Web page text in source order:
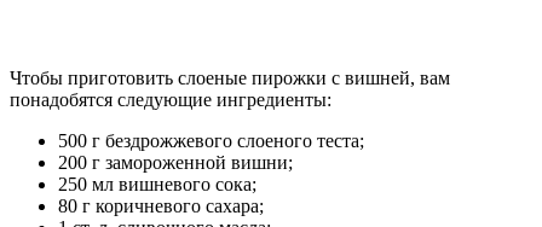
Чтобы приготовить слоеные пирожки с вишней, вам
понадобятся следующие ингредиенты:
500 г бездрожжевого слоеного теста;
200 г замороженной вишни;
250 мл вишневого сока;
80 г коричневого сахара;